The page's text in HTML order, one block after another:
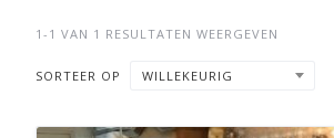
1-1 VAN 1 RESULTATEN WEERGEVEN
SORTEER OP WILLEKEURIG